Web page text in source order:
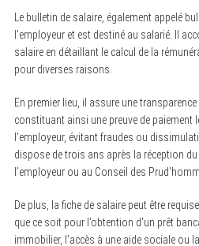
Le bulletin de salaire, également appelé
l’employeur et est destiné au salarié. Il
salaire en détaillant le calcul de la
pour diverses raisons.
En premier lieu, il assure une
constituant ainsi une preuve de paiement
l’employeur, évitant fraudes ou
dispose de trois ans après la réception
l’employeur ou au Conseil des
De plus, la fiche de salaire peut être
que ce soit pour l’obtention d’un prêt
immobilier, l’accès à une aide sociale ou